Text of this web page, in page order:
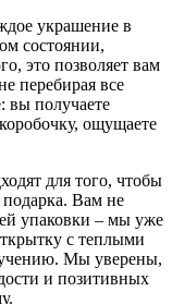
украшение в
состоянии,
это позволяет вам
перебирая все
вы получаете
ощущаете
для того, чтобы
подарка. Вам не
упаковки – мы уже
с теплыми
Мы уверены,
и позитивных